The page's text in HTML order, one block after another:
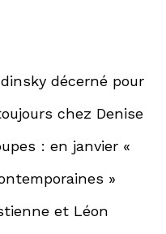
décerné pour
chez Denise
: en janvier «
»
et Léon